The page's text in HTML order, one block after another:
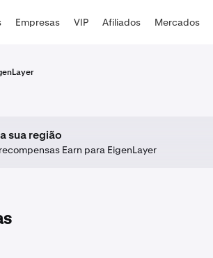
Empresas VIP Afiliados Mercados
sua região
Earn para EigenLayer